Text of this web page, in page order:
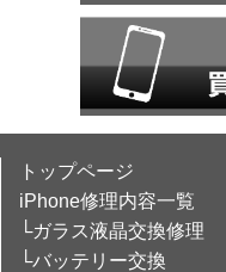
トップページ
iPhone修理内容一覧
└ガラス液晶交換修理
└バッテリー交換